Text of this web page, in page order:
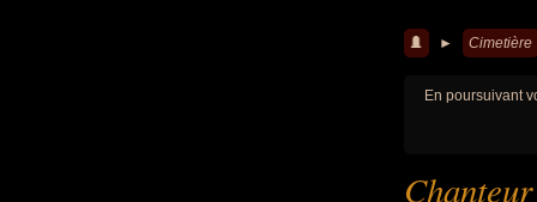
► Cimetière
En poursuivant